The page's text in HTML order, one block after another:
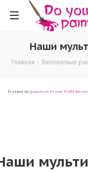
Наши
Главная - Бесплатные
Trusted by Quantum Prime Profit